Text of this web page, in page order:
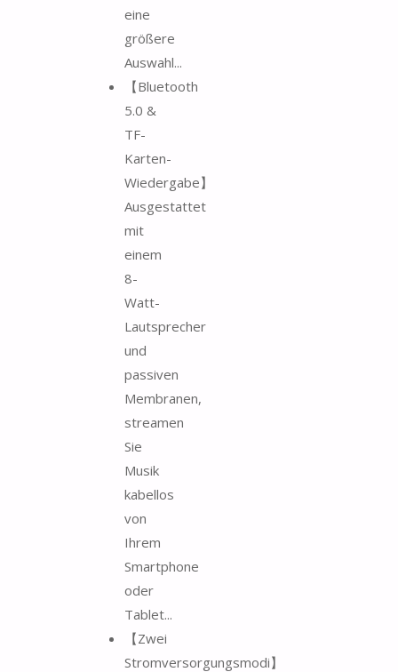
eine
größere
Auswahl...
【Bluetooth
5.0 &
TF-
Karten-
Wiedergabe】
Ausgestattet
mit
einem
8-
Watt-
Lautsprecher
und
passiven
Membranen,
streamen
Sie
Musik
kabellos
von
Ihrem
Smartphone
oder
Tablet...
【Zwei
Stromversorgungsmodi】